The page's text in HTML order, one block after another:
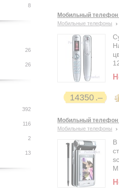
Мобильный телефон
Мобильные телефоны
14350
Мобильный телефон
Мобильные телефоны
В
8
26
26
392
116
2
13